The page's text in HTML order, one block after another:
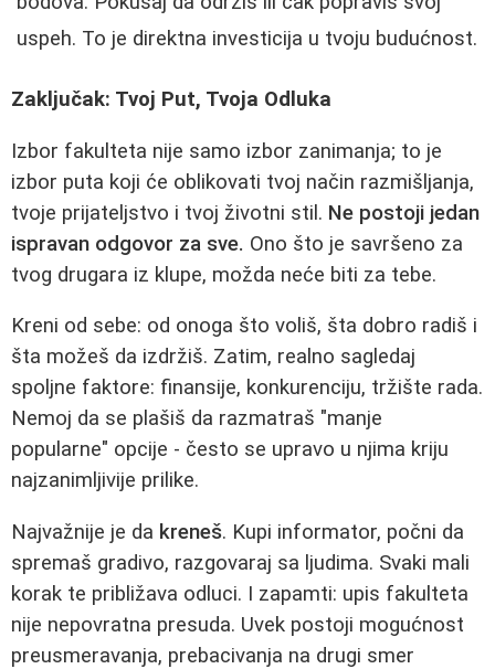
uspeh. To je direktna investicija u tvoju budućnost.
Zaključak: Tvoj Put, Tvoja Odluka
Izbor fakulteta nije samo izbor zanimanja; to je
izbor puta koji će oblikovati tvoj način razmišljanja,
tvoje prijateljstvo i tvoj životni stil. Ne postoji jedan
ispravan odgovor za sve. Ono što je savršeno za
tvog drugara iz klupe, možda neće biti za tebe.
Kreni od sebe: od onoga što voliš, šta dobro radiš i
šta možeš da izdržiš. Zatim, realno sagledaj
spoljne faktore: finansije, konkurenciju, tržište rada.
Nemoj da se plašiš da razmatraš "manje
popularne" opcije - često se upravo u njima kriju
najzanimljivije prilike.
Najvažnije je da kreneš. Kupi informator, počni da
spremaš gradivo, razgovaraj sa ljudima. Svaki mali
korak te približava odluci. I zapamti: upis fakulteta
nije nepovratna presuda. Uvek postoji mogućnost
preusmeravanja, prebacivanja na drugi smer